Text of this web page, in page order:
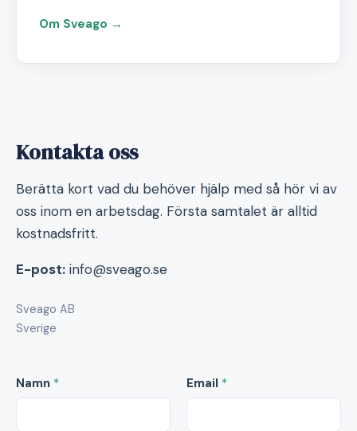
Om Sveago →
Kontakta oss
Berätta kort vad du behöver hjälp med så hör vi av
oss inom en arbetsdag. Första samtalet är alltid
kostnadsfritt.
E-post: info@sveago.se
Sveago AB
Sverige
Namn * Email *